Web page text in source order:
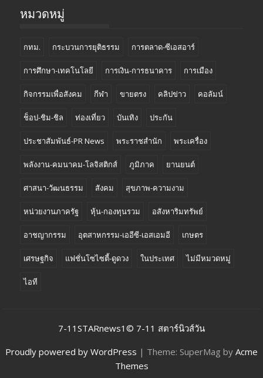
หมวดหมู่
กทม. กระบวนการยุติธรรม การตลาด-ซีเอสอาร์
การศึกษา-เทคโนโลยี การเงิน-การธนาคาร การเมือง
กิจกรรมเพื่อสังคม กีฬา ขายตรง คลิปข่าว คอลัมน์
ช็อป-ชิม-ชิล ท่องเที่ยว บันเทิง ประกัน
ประชาสัมพันธ์-PR News พระราชสำนัก พระเครื่อง
พลังงาน-คมนาคม-โลจิสติกส์ ภูมิภาค ยานยนต์
ศาสนา-วัฒนธรรม สังคม สุขภาพ-ความงาม
หน่วยงานภาครัฐ หุ้น-กองทุนรวม อสังหาริมทรัพย์
อาชญากรรม อุตสาหกรรม-เออีซี-เอสเอมอี เกษตร
เศรษฐกิจ แฟชั่นโซไซตี้-ดูดวง ในประเทศ ไม่มีหมวดหมู่
ไอที
7-11STARnews1© 7-11 สตาร์นิวส์วัน
Proudly powered by WordPress | Theme: SuperMag by Acme
Themes